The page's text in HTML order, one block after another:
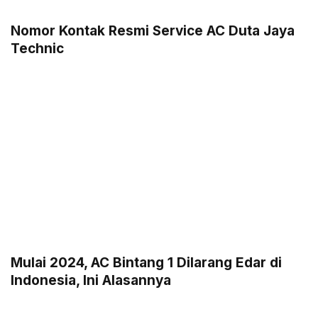
Nomor Kontak Resmi Service AC Duta Jaya
Technic
Mulai 2024, AC Bintang 1 Dilarang Edar di
Indonesia, Ini Alasannya